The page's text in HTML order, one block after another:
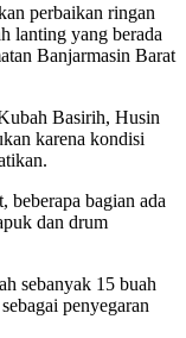
perbaikan ringan
lanting yang berada
Banjarmasin Barat
Basirih, Husin
karena kondisi
beberapa bagian ada
dan drum
sebanyak 15 buah
penyegaran